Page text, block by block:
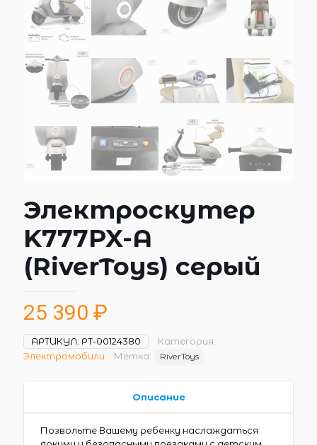
Электроскутер
K777PX-A
(RiverToys) серый
25 390 ₽
АРТИКУЛ: РТ-00124380
Категория:
Электромобили
Метка: RiverToys
Описание
Позвольте Вашему ребенку наслаждаться